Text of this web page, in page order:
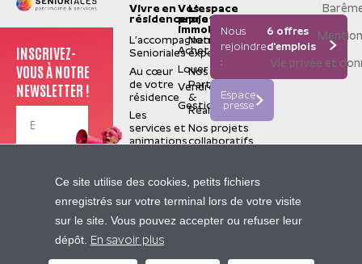
INSCRIVEZ-
VOUS À NOTRE
NEWSLETTER !
Je m'inscris
Contactez-nous
Vivre en
résidence
L’accompagnement
Senioriales
Au cœur
de votre
résidence
Les
services et
animations
nous ?
Construire
Vos
projets
immobiliers
Acheter
Louer
Vendre
Gestion
L'espace
pro
Notre
expertise
Nos
Partenaires
&
Réalisations
Nos projets
collaboratifs
de terrain
Nos
sites
Pierre
Nous
rejoindre
:
6 offres
d'emplois
Espace
presse
Vie privée et
Ce site utilise des cookies, petits fichiers
enregistrés sur votre terminal lors de votre visite
sur le site. Vous pouvez accepter ou refuser leur
dépôt. En savoir plus